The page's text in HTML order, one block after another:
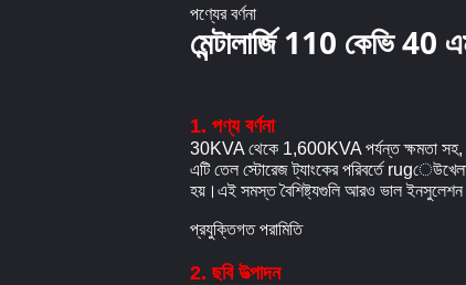
পণ্যের বর্ণনা
মেন্টালার্জি 110 কেভি 40
1. পণ্য বর্ণনা
30KVA থেকে 1,600KVA পর্যন্ত ক্ষমতা সহ,
এটি তেল স্টোরেজ ট্যাংকের পরিবর্তে
হয়।এই সমস্ত বৈশিষ্ট্যগুলি আরও ভাল ইনসুলেশন
প্রযুক্তিগত পরামিতি
2. ছবি উত্পাদন